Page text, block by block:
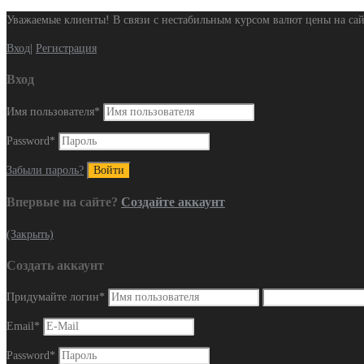
Уважаемые клиенты! В связи с нестабильным курсом валют цены на
Вход Регистрация
Вход
Имя пользователя*
Password *
Забыли пароль?
Впервые на сайте? Создайте аккаунт
(Закрыть)
Создать аккаунт
Придумайте логин*
Email*
Password*